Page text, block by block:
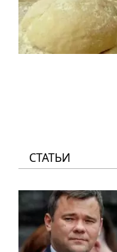
СТАТЬИ